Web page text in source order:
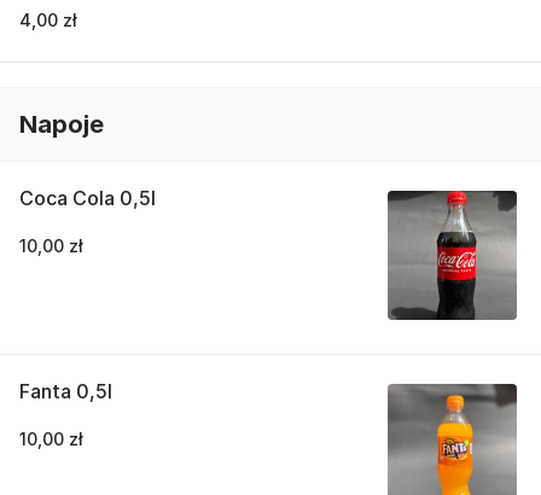
4,00 zł
Napoje
Coca Cola 0,5l
10,00 zł
Fanta 0,5l
10,00 zł